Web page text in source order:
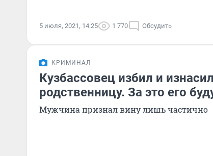
5 июля, 2021, 14:25 1 770 Обсудить
КРИМИНАЛ
Кузбассовец избил и
родственницу. За это его
Мужчина признал вину лишь частично